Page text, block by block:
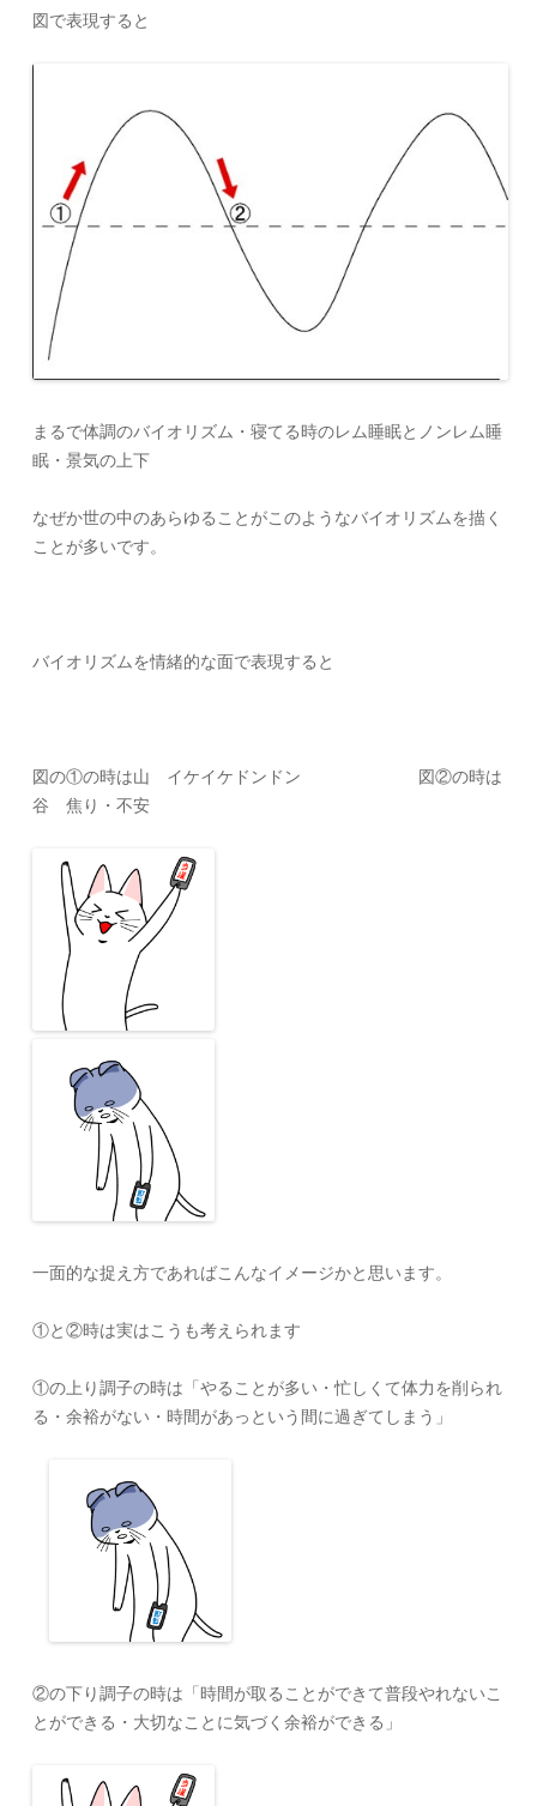
図で表現すると
まるで体調のバイオリズム・寝てる時のレム睡眠とノンレム睡
眠・景気の上下
なぜか世の中のあらゆることがこのようなバイオリズムを描く
ことが多いです。
バイオリズムを情緒的な面で表現すると
図の①の時は山 イケイケドンドン 図②の時は
谷 焦り・不安
一面的な捉え方であればこんなイメージかと思います。
①と②時は実はこうも考えられます
①の上り調子の時は「やることが多い・忙しくて体力を削られ
る・余裕がない・時間があっという間に過ぎてしまう」
②の下り調子の時は「時間が取ることができて普段やれないこ
とができる・大切なことに気づく余裕ができる」